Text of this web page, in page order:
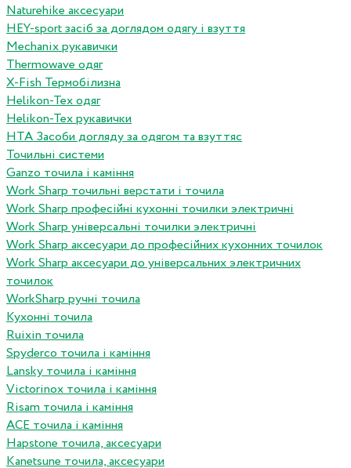
Naturehike аксесуари
HEY-sport засіб за доглядом одягу і взуття
Mechanix рукавички
Thermowave одяг
X-Fish Термобілизна
Helikon-Tex одяг
Helikon-Tex рукавички
HTA Засоби догляду за одягом та взуттяс
Точильні системи
Ganzo точила і каміння
Work Sharp точильні верстати і точила
Work Sharp професiйнi кухоннi точилки электричнi
Work Sharp унiверсальнi точилки электричнi
Work Sharp аксесуари до професiйних кухонних точилок
Work Sharp аксесуари до унiверсальних электричних
точилок
WorkSharp ручні точила
Кухонні точила
Ruixin точила
Spyderco точила і каміння
Lansky точила і каміння
Victorinox точила і каміння
Risam точила і каміння
ACE точила і каміння
Hapstone точила, аксесуари
Kanetsune точила, аксесуари